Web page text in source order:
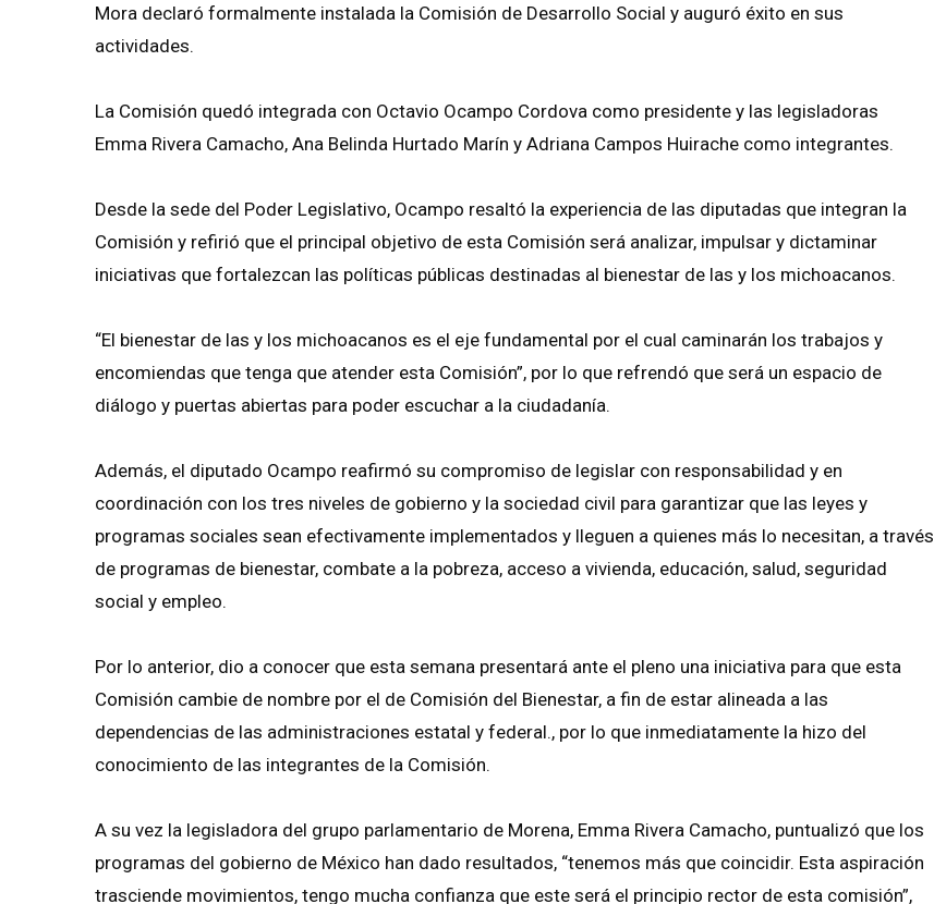
Mora declaró formalmente instalada la Comisión de Desarrollo Social y auguró éxito en sus
actividades.
La Comisión quedó integrada con Octavio Ocampo Cordova como presidente y las legisladoras
Emma Rivera Camacho, Ana Belinda Hurtado Marín y Adriana Campos Huirache como integrantes.
Desde la sede del Poder Legislativo, Ocampo resaltó la experiencia de las diputadas que integran la
Comisión y refirió que el principal objetivo de esta Comisión será analizar, impulsar y dictaminar
iniciativas que fortalezcan las políticas públicas destinadas al bienestar de las y los michoacanos.
“El bienestar de las y los michoacanos es el eje fundamental por el cual caminarán los trabajos y
encomiendas que tenga que atender esta Comisión”, por lo que refrendó que será un espacio de
diálogo y puertas abiertas para poder escuchar a la ciudadanía.
Además, el diputado Ocampo reafirmó su compromiso de legislar con responsabilidad y en
coordinación con los tres niveles de gobierno y la sociedad civil para garantizar que las leyes y
programas sociales sean efectivamente implementados y lleguen a quienes más lo necesitan, a través
de programas de bienestar, combate a la pobreza, acceso a vivienda, educación, salud, seguridad
social y empleo.
Por lo anterior, dio a conocer que esta semana presentará ante el pleno una iniciativa para que esta
Comisión cambie de nombre por el de Comisión del Bienestar, a fin de estar alineada a las
dependencias de las administraciones estatal y federal., por lo que inmediatamente la hizo del
conocimiento de las integrantes de la Comisión.
A su vez la legisladora del grupo parlamentario de Morena, Emma Rivera Camacho, puntualizó que los
programas del gobierno de México han dado resultados, “tenemos más que coincidir. Esta aspiración
trasciende movimientos, tengo mucha confianza que este será el principio rector de esta comisión”,